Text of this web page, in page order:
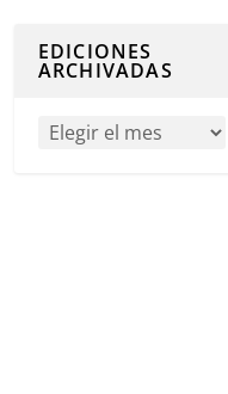
EDICIONES
ARCHIVADAS